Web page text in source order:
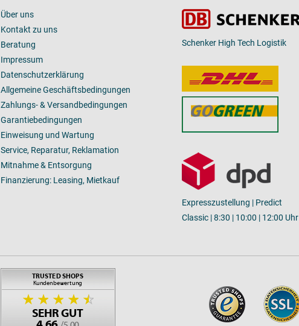
Über uns
Kontakt zu uns
Beratung
Impressum
Datenschutzerklärung
Allgemeine Geschäftsbedingungen
Zahlungs- & Versandbedingungen
Garantiebedingungen
Einweisung und Wartung
Service, Reparatur, Reklamation
Mitnahme & Entsorgung
Finanzierung: Leasing, Mietkauf
Schenker High Tech Logistik
Expresszustellung | Predict
Classic | 8:30 | 10:00 | 12:00 Uhr